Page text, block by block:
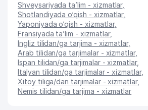
Shveysariyada ta’lim - xizmatlar,
Shotlandiyada o‘qish - xizmatlar,
Yaponiyada o‘qish - xizmatlar,
Fransiyada ta’lim - xizmatlar,
Ingliz tilidan/ga tarjima - xizmatlar,
Arab tilidan/ga tarjimalar - xizmatlar,
Ispan tilidan/ga tarjimalar - xizmatlar,
Italyan tilidan/ga tarjimalar - xizmatlar,
Xitoy tiliga/dan tarjimalar - xizmatlar,
Nemis tilidan/ga tarjima - xizmatlar